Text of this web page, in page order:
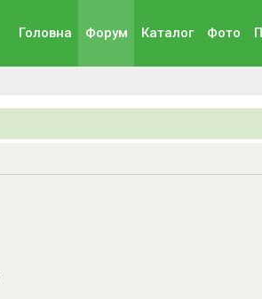
Головна Форум Каталог Фото